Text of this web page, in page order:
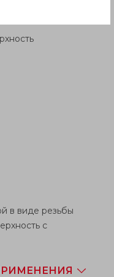
в виде резьбы
с